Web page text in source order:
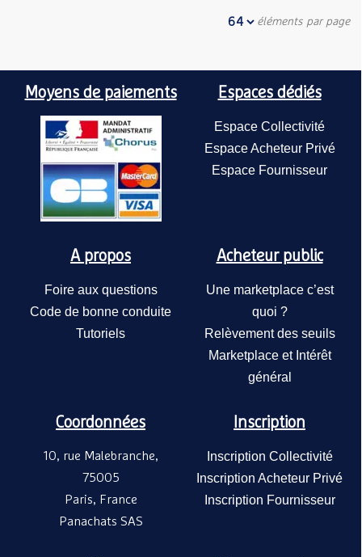
éléments par page
Moyens de paiements Espaces dédiés
Espace Collectivité
Espace Acheteur Privé
Espace Fournisseur
A propos
Foire aux questions
Code de bonne conduite
Tutoriels
Acheteur public
Une marketplace c’est
quoi ?
Relèvement des seuils
Marketplace et Intérêt
général
Coordonnées
10, rue Malebranche,
75005
Paris, France
Panachats SAS
Inscription
Inscription Collectivité
Inscription Acheteur Privé
Inscription Fournisseur